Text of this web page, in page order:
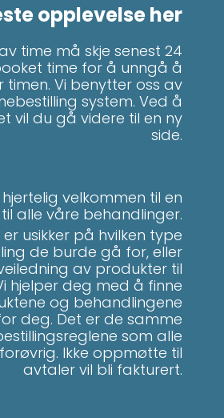
opplevelse her
time må skje senest 24
time for å unngå å
Vi benytter oss av
system. Ved å
vil du gå videre til en ny
side.
hjertelig velkommen til en
alle våre behandlinger.
usikker på hvilken type
de burde gå for, eller
av produkter til
hjelper deg med å finne
og behandlingene
deg. Det er de samme
som alle
Ikke oppmøtte til
avtaler vil bli fakturert.